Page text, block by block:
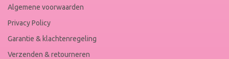
Algemene voorwaarden
Privacy Policy
Garantie & klachtenregeling
Verzenden & retourneren